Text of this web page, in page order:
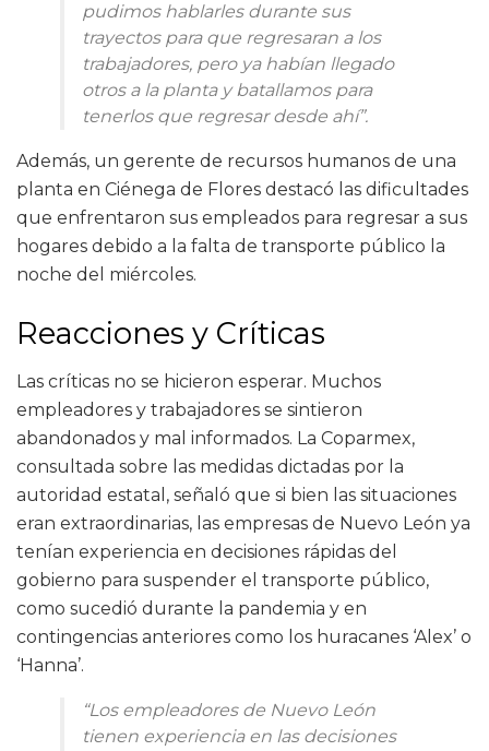
pudimos hablarles durante sus
trayectos para que regresaran a los
trabajadores, pero ya habían llegado
otros a la planta y batallamos para
tenerlos que regresar desde ahí”.
Además, un gerente de recursos humanos de una
planta en Ciénega de Flores destacó las dificultades
que enfrentaron sus empleados para regresar a sus
hogares debido a la falta de transporte público la
noche del miércoles.
Reacciones y Críticas
Las críticas no se hicieron esperar. Muchos
empleadores y trabajadores se sintieron
abandonados y mal informados. La Coparmex,
consultada sobre las medidas dictadas por la
autoridad estatal, señaló que si bien las situaciones
eran extraordinarias, las empresas de Nuevo León ya
tenían experiencia en decisiones rápidas del
gobierno para suspender el transporte público,
como sucedió durante la pandemia y en
contingencias anteriores como los huracanes ‘Alex’ o
‘Hanna’.
“Los empleadores de Nuevo León
tienen experiencia en las decisiones